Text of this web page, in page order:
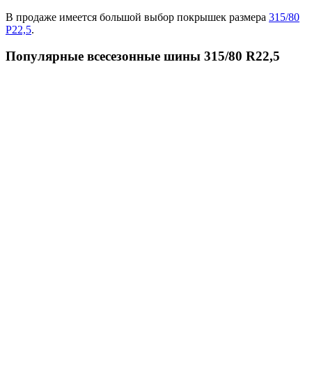
В продаже имеется большой выбор покрышек размера 315/80
Р22,5.
Популярные всесезонные шины 315/80 R22,5